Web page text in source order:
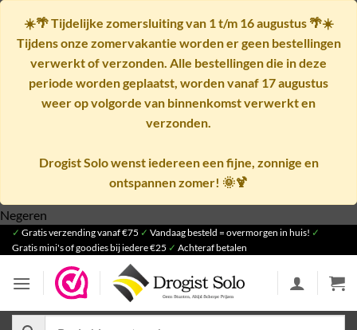
☀️🌴Tijdelijke zomersluiting van 1 t/m 16 augustus🌴☀️
Tijdens onze zomervakantie worden er geen bestellingen
verwerkt of verzonden. Alle bestellingen die in deze
periode worden geplaatst, worden vanaf 17 augustus
weer op volgorde van binnenkomst verwerkt en
verzonden.
Drogist Solo wenst iedereen een fijne, zonnige en
ontspannen zomer! 🌞🍹
Negeren
naar
inhoud
✓ Gratis verzending vanaf €75 ✓ Vandaag besteld = overmorgen in huis! ✓
Gratis mini's of goodies bij iedere €25 ✓ Achteraf betalen